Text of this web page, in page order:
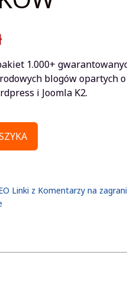
Aktualna
cena
wynosi:
167.50zł.
1.000+
blogów opartych
i Joomla K2.
Linki z Komentarzy na